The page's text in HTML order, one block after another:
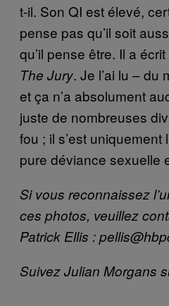
t-il. Son QI est élevé,
pense pas qu’il soit
qu’il pense être. Il a
The Jury. Je l’ai lu – du
et ça n’a absolument
juste de nombreuses
fou ; il s’est
pure déviance sexuelle
Si vous reconnaissez
ces photos, veuillez
Patrick Ellis :
Suivez Julian Morgans